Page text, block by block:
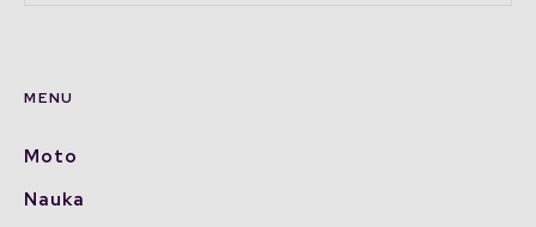
MENU
Moto
Nauka